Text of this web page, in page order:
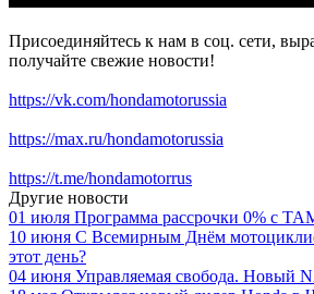
Присоединяйтесь к нам в соц. сети,
получайте свежие новости!
https://vk.com/hondamotorussia
https://max.ru/hondamotorussia
https://t.me/hondamotorrus
Другие новости
01 июля Программа рассрочки 0% с
10 июня С Всемирным Днём
этот день?
04 июня Управляемая свобода. Новый